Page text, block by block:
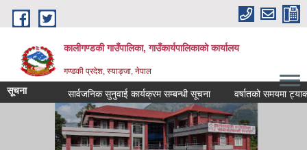
Skip to main content
कालीगण्डकी गाउँपालिका, गाउँकार्यपालिकाको कार्यालय
गण्डकी प्रदेश, स्याङ्जा, नेपाल
सूचना सार्वजनिक सुनुवाई कार्यक्रम सम्बन्धी सूचना वर्षातको समयमा